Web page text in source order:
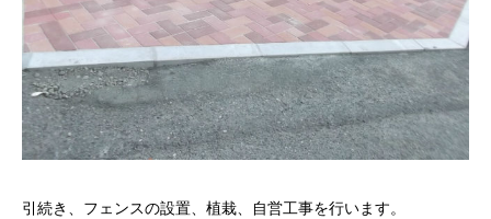
引続き、フェンスの設置、植栽、自営工事を行います。